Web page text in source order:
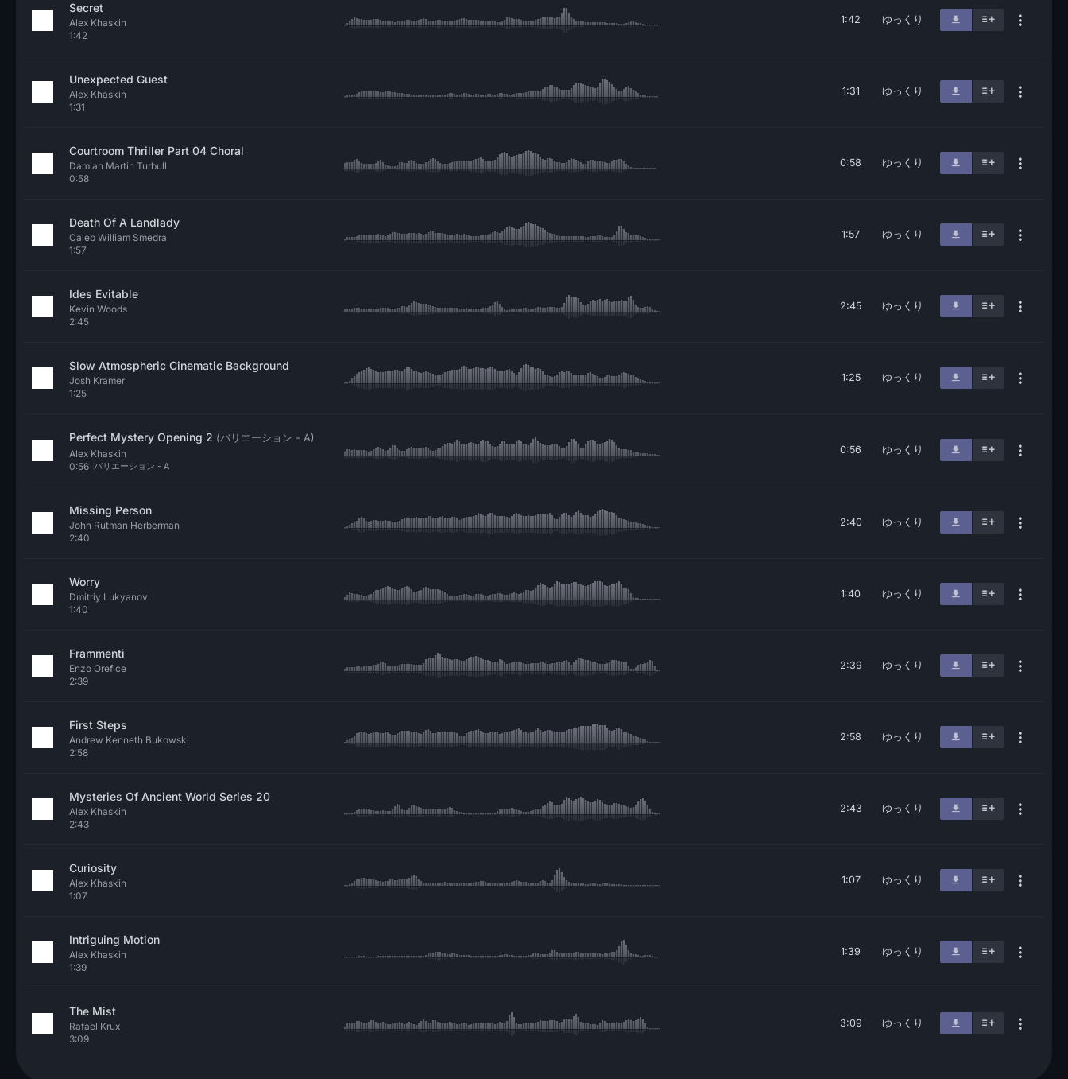
Secret
Alex Khaskin
1:42
1:42 ゆっくり
Unexpected Guest
Alex Khaskin
1:31
1:31 ゆっくり
Courtroom Thriller Part 04 Choral
Damian Martin Turbull
0:58
0:58 ゆっくり
Death Of A Landlady
Caleb William Smedra
1:57
1:57 ゆっくり
Ides Evitable
Kevin Woods
2:45
2:45 ゆっくり
Slow Atmospheric Cinematic Background
Josh Kramer
1:25
1:25 ゆっくり
Perfect Mystery Opening 2 (バリエーション - A)
Alex Khaskin
0:56 バリエーション - A
0:56 ゆっくり
Missing Person
John Rutman Herberman
2:40
2:40 ゆっくり
Worry
Dmitriy Lukyanov
1:40
1:40 ゆっくり
Frammenti
Enzo Orefice
2:39
2:39 ゆっくり
First Steps
Andrew Kenneth Bukowski
2:58
2:58 ゆっくり
Mysteries Of Ancient World Series 20
Alex Khaskin
2:43
2:43 ゆっくり
Curiosity
Alex Khaskin
1:07
1:07 ゆっくり
Intriguing Motion
Alex Khaskin
1:39
1:39 ゆっくり
The Mist
Rafael Krux
3:09
3:09 ゆっくり